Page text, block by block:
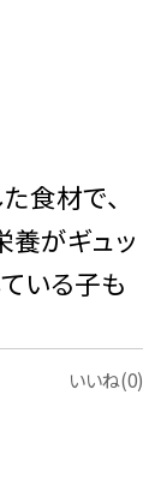
食材で、
養がギュッ
いる子も
いいね(0)